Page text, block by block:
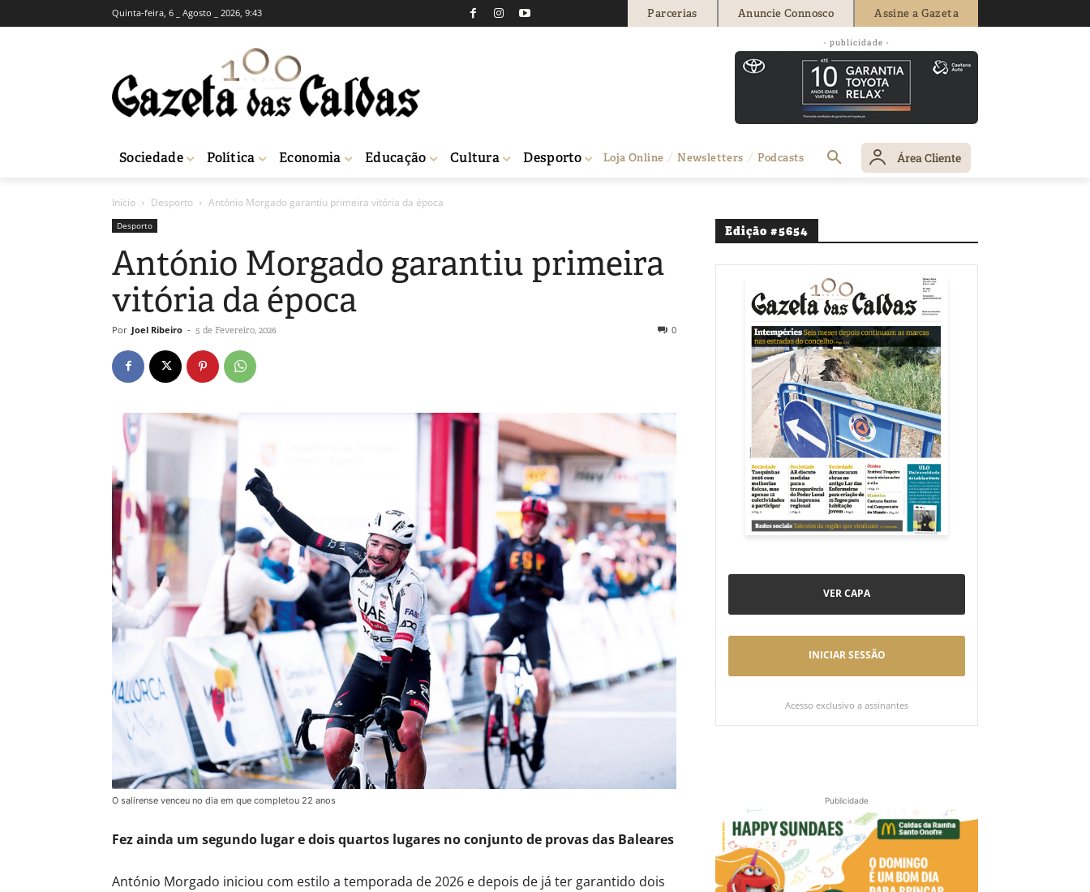
Quinta-feira, 6 _ Agosto _ 2026, 9:43 Parcerias Anuncie Connosco Assine a Gazeta
- publicidade -
Sociedade Política Economia Educação Cultura Desporto Loja Online Newsletters Podcasts Área Cliente
Início Desporto António Morgado garantiu primeira vitória da época
Desporto
António Morgado garantiu primeira
vitória da época
Por Joel Ribeiro - 5 de Fevereiro, 2026 0
O salirense venceu no dia em que completou 22 anos
Fez ainda um segundo lugar e dois quartos lugares no conjunto de provas das Baleares
António Morgado iniciou com estilo a temporada de 2026 e depois de já ter garantido dois
Edição #5654
VER CAPA
INICIAR SESSÃO
Acesso exclusivo a assinantes
Publicidade